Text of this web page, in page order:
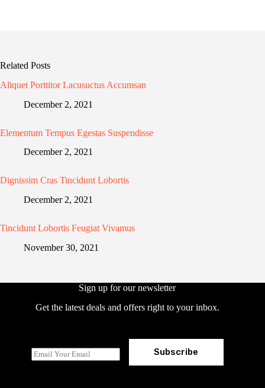
Related Posts
Aliquet Porttitor Lacusuctus Accumsan
December 2, 2021
Elementum Tempus Egestas Suspendisse
December 2, 2021
Dignissim Cras Tincidunt Lobortis
December 2, 2021
Tincidunt Lobortis Feugiat Vivamus
November 30, 2021
Sign up for our newsletter
Get the latest deals and offers right to your inbox.
E
m
Subscribe